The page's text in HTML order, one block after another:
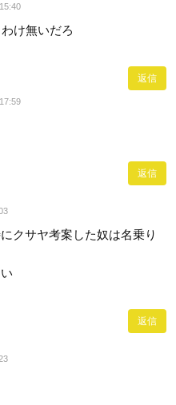
け無いだろ
返信
返信
クサヤ考案した奴は名乗り
返信